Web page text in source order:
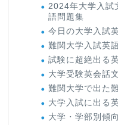
2024年大学入試
語問題集
今日の大学入試
難関大学入試英
試験に超絶出る
大学受験英会話
難関大学で出た
大学入試に出る
大学・学部別傾